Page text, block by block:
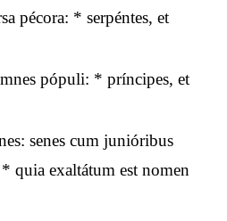
pécora: * serpéntes, et
pópuli: * príncipes, et
senes cum junióribus
quia exaltátum est nomen